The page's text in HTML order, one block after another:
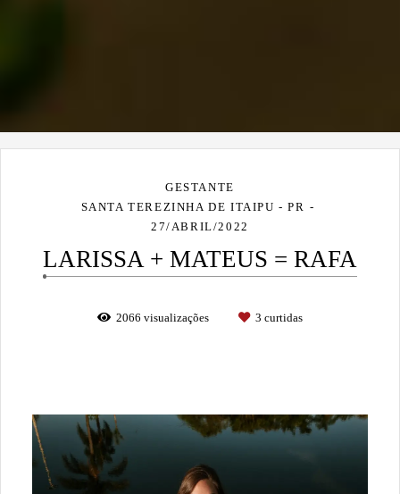
GESTANTE
SANTA TEREZINHA DE ITAIPU - PR
27/ABRIL/2022
LARISSA + MATEUS = RAFA
2066 visualizações 3 curtidas